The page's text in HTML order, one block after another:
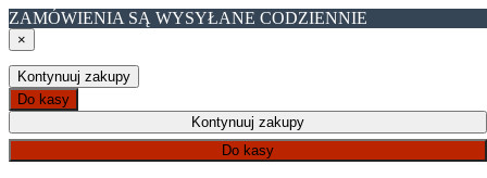
ZAMÓWIENIA SĄ WYSYŁANE CODZIENNIE
×
Kontynuuj zakupy
Do kasy
Kontynuuj zakupy
Do kasy